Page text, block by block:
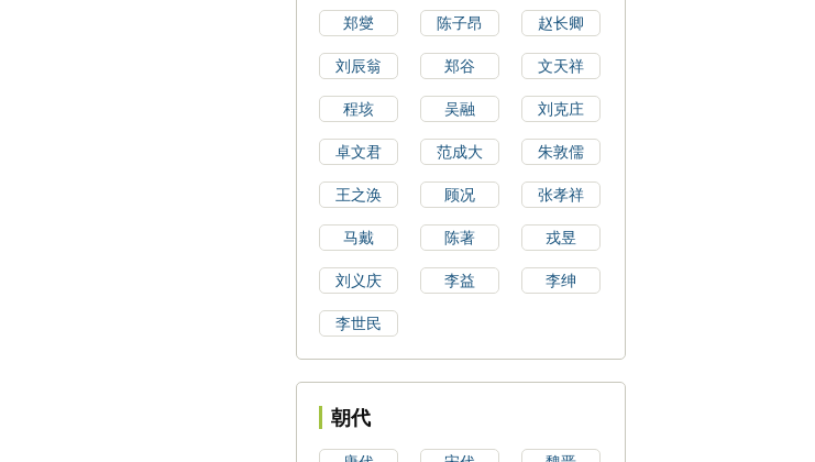
郑燮 陈子昂 赵长卿
刘辰翁 郑谷 文天祥
程垓 吴融 刘克庄
卓文君 范成大 朱敦儒
王之涣 顾况 张孝祥
马戴 陈著 戎昱
刘义庆 李益 李绅
李世民
朝代